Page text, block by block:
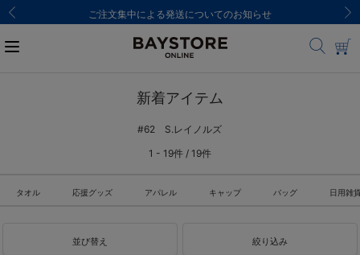
ご注文集中による発送についてのお知らせ
新着アイテム
#62 S.レイノルズ
1 - 19件 / 19件
タオル 応援グッズ アパレル キャップ バッグ 日用雑
並び替え 絞り込み